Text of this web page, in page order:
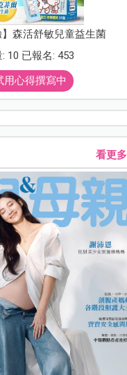
】森活舒敏兒童益生菌
10 已報名: 453
用心得撰寫中
看更多